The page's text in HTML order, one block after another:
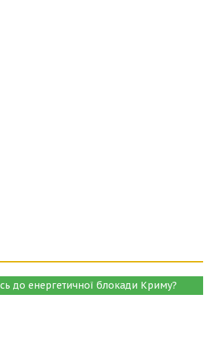
до енергетичної блокади Криму?